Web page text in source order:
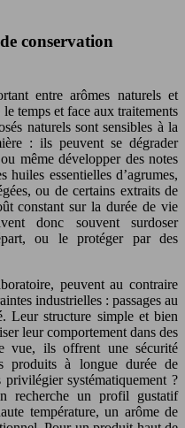
conservation
entre arômes naturels et
temps et face aux traitements
naturels sont sensibles à la
: ils peuvent se dégrader
même développer des notes
huiles essentielles d’agrumes,
ou de certains extraits de
constant sur la durée de vie
donc souvent surdoser
ou le protéger par des
peuvent au contraire
industrielles : passages au
Leur structure simple et bien
leur comportement dans des
vue, ils offrent une sécurité
produits à longue durée de
systématiquement ?
recherche un profil gustatif
température, un arôme de